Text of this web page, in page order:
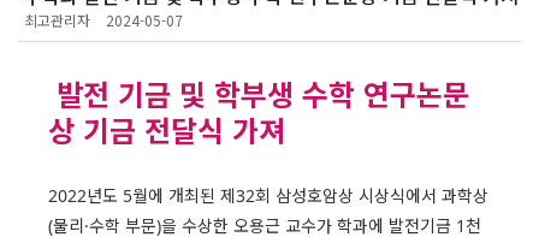
최고관리자 2024-05-07
발전 기금 및 학부생 수학 연구논문
상 기금 전달식 가져
2022년도 5월에 개최된 제32회 삼성호암상 시상식에서 과학상
(물리·수학 부문)을 수상한 오용근 교수가 학과에 발전기금 1천